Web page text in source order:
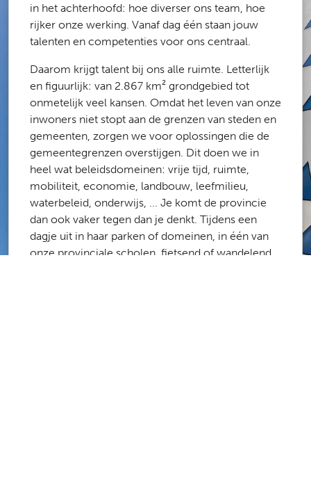
in het achterhoofd: hoe diverser ons team, hoe
rijker onze werking. Vanaf dag één staan jouw
talenten en competenties voor ons centraal.
Daarom krijgt talent bij ons alle ruimte. Letterlijk
en figuurlijk: van 2.867 km² grondgebied tot
onmetelijk veel kansen. Omdat het leven van onze
inwoners niet stopt aan de grenzen van steden en
gemeenten, zorgen we voor oplossingen die de
gemeentegrenzen overstijgen. Dit doen we in
heel wat beleidsdomeinen: vrije tijd, ruimte,
mobiliteit, economie, landbouw, leefmilieu,
waterbeleid, onderwijs, ... Je komt de provincie
dan ook vaker tegen dan je denkt. Tijdens een
dagje uit in haar parken of domeinen, in één van
onze provinciale scholen, fietsend of wandelend